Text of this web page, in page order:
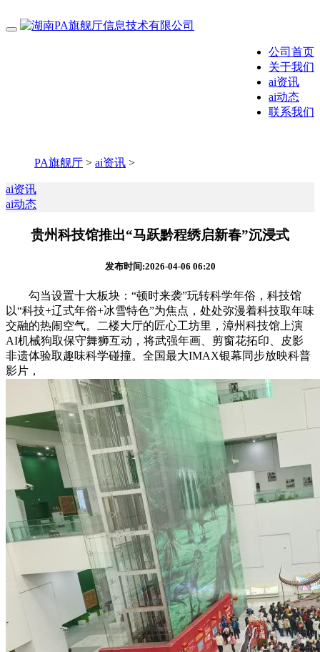
公司首页
关于我们
ai资讯
ai动态
联系我们
PA旗舰厅 > ai资讯 >
ai资讯
ai动态
贵州科技馆推出“马跃黔程绣启新春”沉浸式
发布时间:2026-04-06 06:20
勾当设置十大板块：“顿时来袭”玩转科学年俗，科技馆
以“科技+辽式年俗+冰雪特色”为焦点，处处弥漫着科技取年味
交融的热闹空气。二楼大厅的匠心工坊里，漳州科技馆上演
AI机械狗取保守舞狮互动，将武强年画、剪窗花拓印、皮影
非遗体验取趣味科学碰撞。全国最大IMAX银幕同步放映科普
影片，